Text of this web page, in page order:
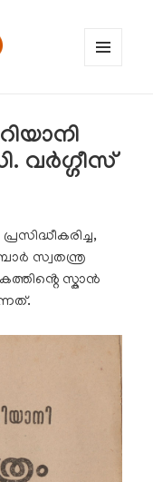
വർഗ്ഗീസ്
സ്വതന്ത്ര
സ്കാൻ